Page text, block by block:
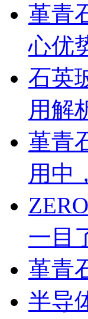
堇青
心优
石英
用解
堇青
用中
一目
堇青
半导